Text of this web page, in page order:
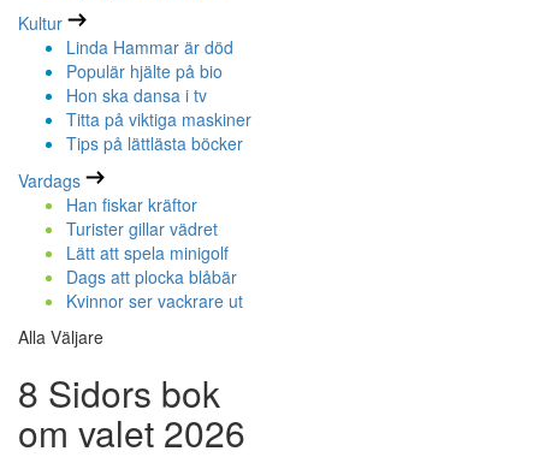
Kultur
Linda Hammar är död
Populär hjälte på bio
Hon ska dansa i tv
Titta på viktiga maskiner
Tips på lättlästa böcker
Vardags
Han fiskar kräftor
Turister gillar vädret
Lätt att spela minigolf
Dags att plocka blåbär
Kvinnor ser vackrare ut
Alla Väljare
8 Sidors bok
om valet 2026